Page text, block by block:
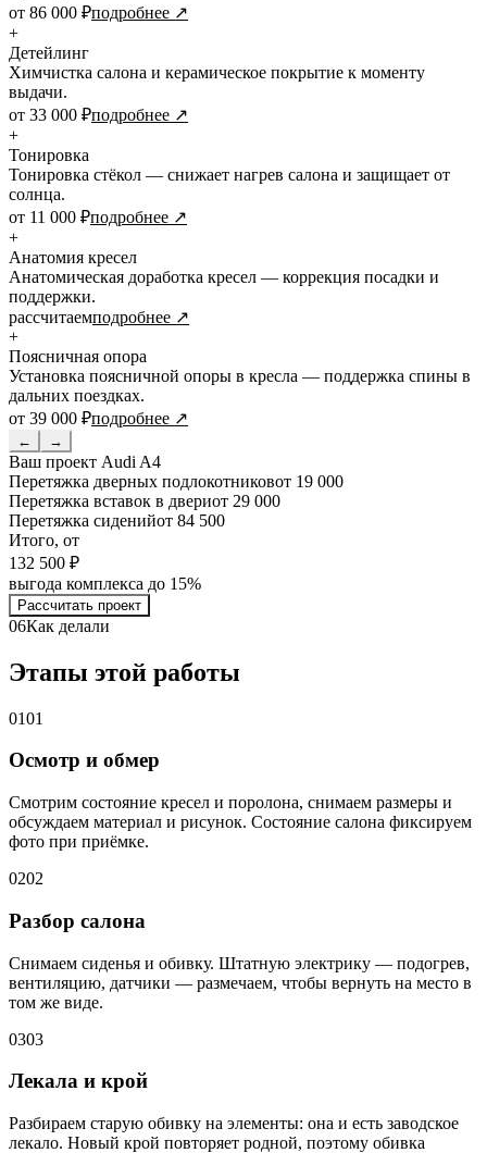
от 86 000 ₽подробнее ↗
+
Детейлинг
Химчистка салона и керамическое покрытие к моменту
выдачи.
от 33 000 ₽подробнее ↗
+
Тонировка
Тонировка стёкол — снижает нагрев салона и защищает от
солнца.
от 11 000 ₽подробнее ↗
+
Анатомия кресел
Анатомическая доработка кресел — коррекция посадки и
поддержки.
рассчитаемподробнее ↗
+
Поясничная опора
Установка поясничной опоры в кресла — поддержка спины в
дальних поездках.
от 39 000 ₽подробнее ↗
← →
Ваш проект Audi A4
Перетяжка дверных подлокотниковот 19 000
Перетяжка вставок в двериот 29 000
Перетяжка сиденийот 84 500
Итого, от
132 500 ₽
выгода комплекса до 15%
Рассчитать проект
06Как делали
Этапы этой работы
0101
Осмотр и обмер
Смотрим состояние кресел и поролона, снимаем размеры и
обсуждаем материал и рисунок. Состояние салона фиксируем
фото при приёмке.
0202
Разбор салона
Снимаем сиденья и обивку. Штатную электрику — подогрев,
вентиляцию, датчики — размечаем, чтобы вернуть на место в
том же виде.
0303
Лекала и крой
Разбираем старую обивку на элементы: она и есть заводское
лекало. Новый крой повторяет родной, поэтому обивка